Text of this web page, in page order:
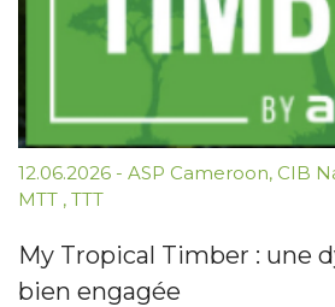
12.06.2026 - ASP Cameroon, CIB
MTT , TTT
My Tropical Timber : une
bien engagée